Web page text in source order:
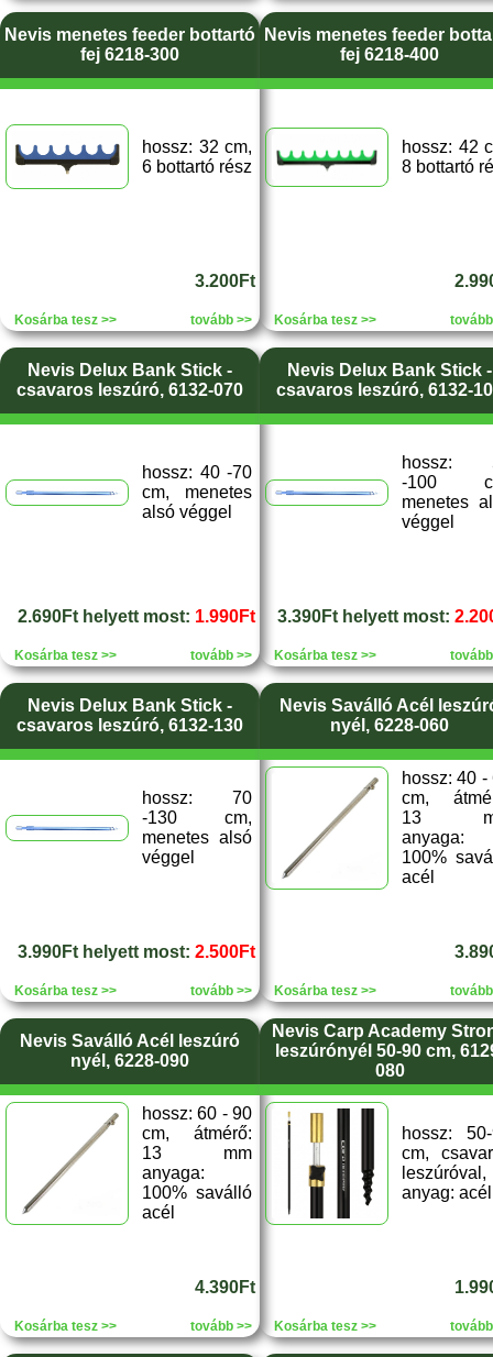
Nevis menetes feeder bottartó
fej 6218-300
hossz: 32 cm,
6 bottartó rész
3.200Ft
Kosárba tesz >> tovább >>
Nevis menetes feeder
fej 6218-400
hossz: 42
8 bottartó
Kosárba tesz >>
Nevis Delux Bank Stick -
csavaros leszúró, 6132-070
hossz: 40 -70
cm, menetes
alsó véggel
2.690Ft helyett most: 1.990Ft
Kosárba tesz >> tovább >>
Nevis Delux Bank Stick -
csavaros leszúró, 6132-
hossz:
-100
menetes
véggel
3.390Ft helyett most:
Kosárba tesz >>
Nevis Delux Bank Stick -
csavaros leszúró, 6132-130
hossz: 70
-130 cm,
menetes alsó
véggel
3.990Ft helyett most: 2.500Ft
Kosárba tesz >> tovább >>
Nevis Saválló Acél
nyél, 6228-060
hossz: 40 -
cm,
13
anyaga:
100%
acél
Kosárba tesz >>
Nevis Saválló Acél leszúró
nyél, 6228-090
hossz: 60 - 90
cm, átmérő:
13 mm
anyaga:
100% saválló
acél
4.390Ft
Kosárba tesz >> tovább >>
Nevis Carp Academy
leszúrónyél 50-90 cm,
080
hossz:
cm,
leszúróval,
anyag: acél
Kosárba tesz >>